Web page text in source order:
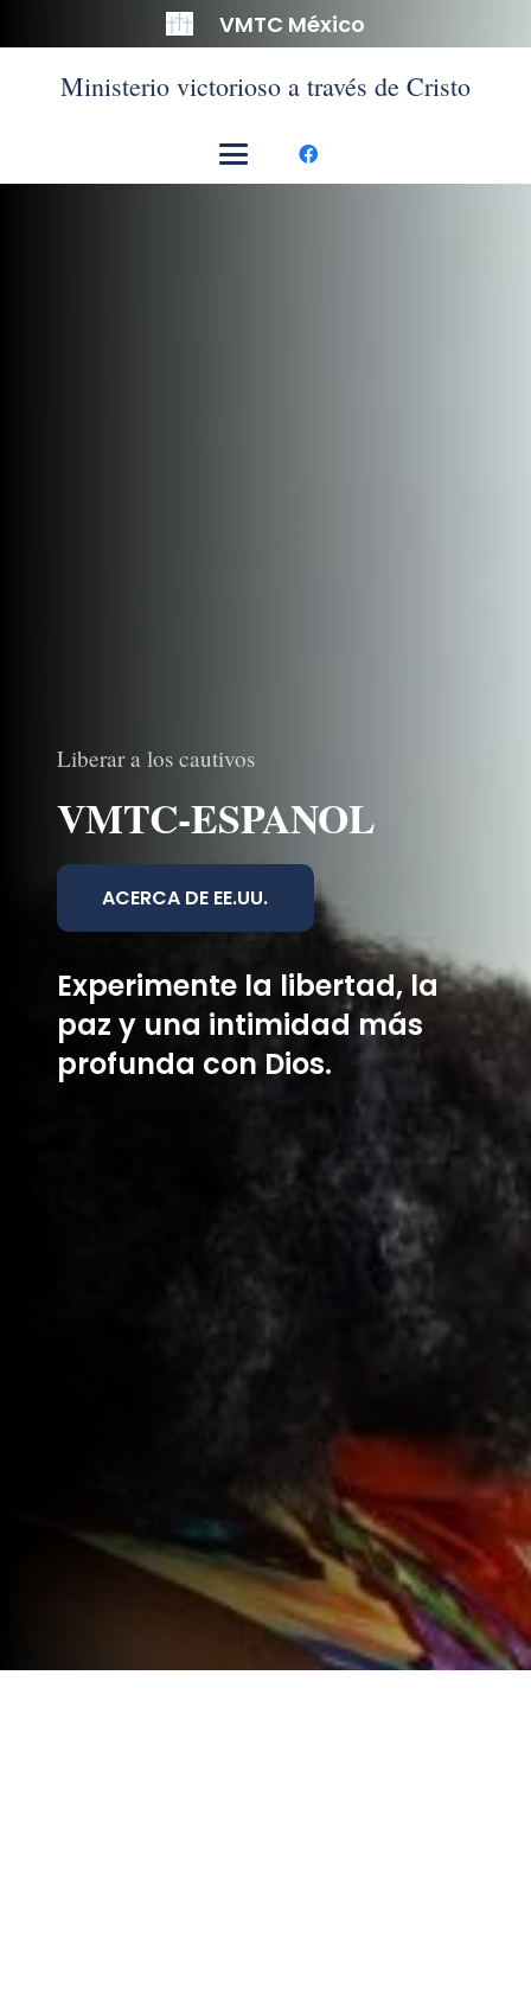
VMTC México
Ministerio victorioso a través de Cristo
Liberar a los cautivos
VMTC-ESPANOL
ACERCA DE EE.UU.
Experimente la libertad, la
paz y una intimidad más
profunda con Dios.